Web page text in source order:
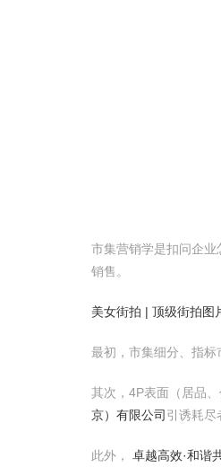
市集营销学是扣问企业
销售。
美女街拍 | 顶级街拍图
最初，市集细分、指标
其次，4P表面（居品
京）有限公司 引诱耗尽
此外， 卓越高效·和谐